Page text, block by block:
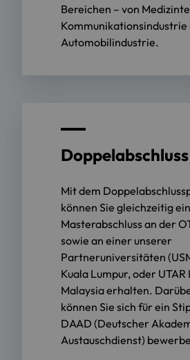
Bereichen – von
Kommunikationsindustrie
Automobilindustrie.
Doppelabschluss
Mit dem
können Sie gleichzeitig
Masterabschluss an der
sowie an einer unserer
Partneruniversitäten
Kuala Lumpur, oder
Malaysia erhalten.
können Sie sich für ein
DAAD (Deutscher
Austauschdienst)